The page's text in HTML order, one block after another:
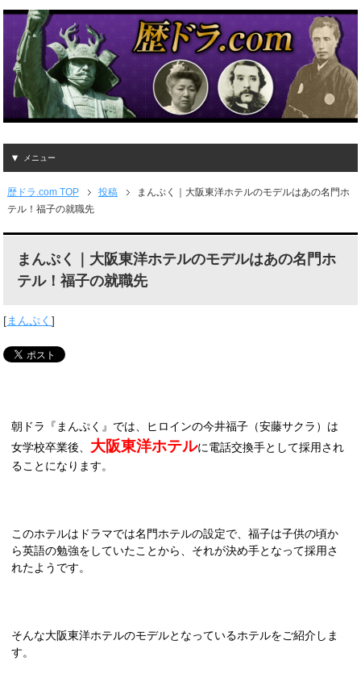
メニュー
歴ドラ.com TOP 投稿
まんぷく｜大阪東洋ホテルのモデルはあの名門ホ
テル！福子の就職先
まんぷく｜大阪東洋ホテルのモデルはあの名門ホ
テル！福子の就職先
[まんぷく]
朝ドラ『まんぷく』では、ヒロインの今井福子（安藤サクラ）は
女学校卒業後、 大阪東洋ホテルに電話交換手として採用され
ることになります。
このホテルはドラマでは名門ホテルの設定で、福子は子供の頃か
ら英語の勉強をしていたことから、それが決め手となって採用さ
れたようです。
そんな大阪東洋ホテルのモデルとなっているホテルをご紹介しま
す。